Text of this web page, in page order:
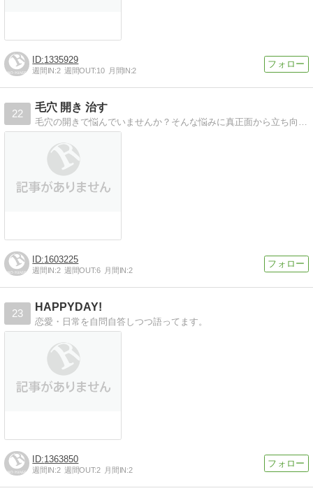
1335929
週間IN:2 週間OUT:10 月間IN:2
22
毛穴 開き 治す
毛穴の開きで悩んでいませんか？そんな悩みに真正面から立ち向かうあなたを応援します
1603225
週間IN:2 週間OUT:6 月間IN:2
23
HAPPYDAY!
恋愛・日常を自問自答しつつ語ってます。
1363850
週間IN:2 週間OUT:2 月間IN:2